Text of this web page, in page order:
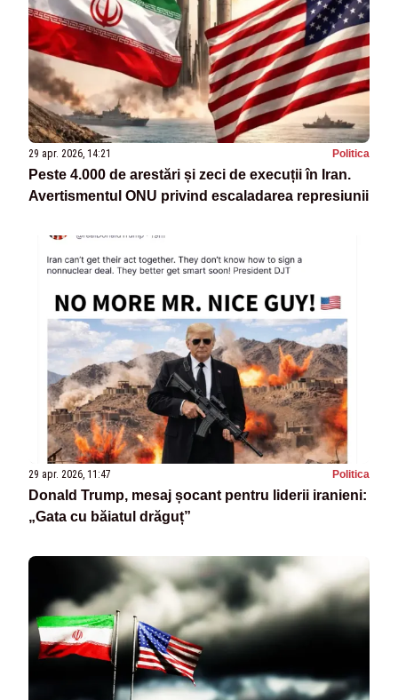
29 apr. 2026, 14:21 Politica
Peste 4.000 de arestări și zeci de execuții în Iran.
Avertismentul ONU privind escaladarea represiunii
29 apr. 2026, 11:47 Politica
Donald Trump, mesaj șocant pentru liderii iranieni:
„Gata cu băiatul drăguț”